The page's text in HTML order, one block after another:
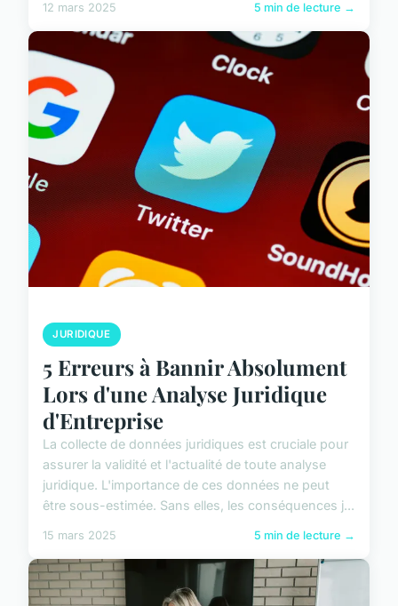
12 mars 2025 5 min de lecture →
JURIDIQUE
5 Erreurs à Bannir Absolument
Lors d'une Analyse Juridique
d'Entreprise
La collecte de données juridiques est cruciale pour
assurer la validité et l'actualité de toute analyse
juridique. L'importance de ces données ne peut
être sous-estimée. Sans elles, les conséquences j...
15 mars 2025 5 min de lecture →